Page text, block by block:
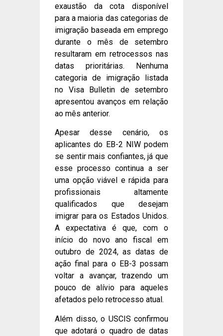
exaustão da cota disponível
para a maioria das categorias de
imigração baseada em emprego
durante o mês de setembro
resultaram em retrocessos nas
datas prioritárias. Nenhuma
categoria de imigração listada
no Visa Bulletin de setembro
apresentou avanços em relação
ao mês anterior.
Apesar desse cenário, os
aplicantes do EB-2 NIW podem
se sentir mais confiantes, já que
esse processo continua a ser
uma opção viável e rápida para
profissionais altamente
qualificados que desejam
imigrar para os Estados Unidos.
A expectativa é que, com o
início do novo ano fiscal em
outubro de 2024, as datas de
ação final para o EB-3 possam
voltar a avançar, trazendo um
pouco de alívio para aqueles
afetados pelo retrocesso atual.
Além disso, o USCIS confirmou
que adotará o quadro de datas